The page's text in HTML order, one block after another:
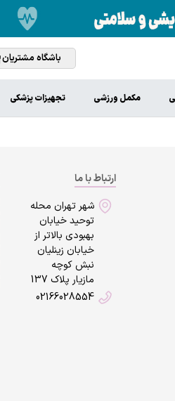
باشگاه مشتریان
مکمل ورزشی تجهیزات پزشکی
ارتباط با ما
شهر تهران محله
توحید خیابان
بهبودی بالاتر از
خیابان زینلیان
نبش کوچه
مازیار پلاک 137
02166028554